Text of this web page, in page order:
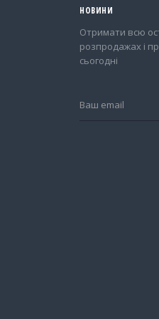
НОВИНИ
Отримати всю
розпродажах і
сьогодні